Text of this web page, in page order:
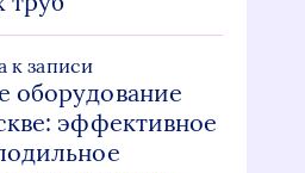
к записи
оборудование
эффективное